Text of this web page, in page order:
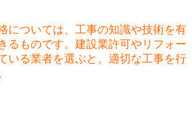
については、工事の知識や技術を有
るものです。建設業許可やリフォー
いる業者を選ぶと、適切な工事を行